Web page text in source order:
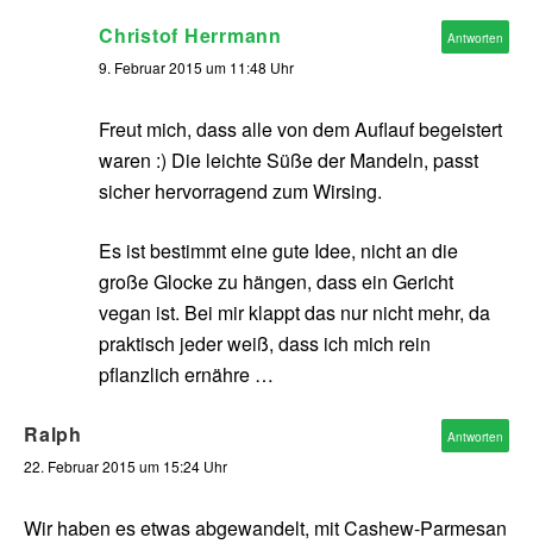
Christof Herrmann
9. Februar 2015 um 11:48 Uhr
Freut mich, dass alle von dem Auflauf begeistert
waren :) Die leichte Süße der Mandeln, passt
sicher hervorragend zum Wirsing.
Es ist bestimmt eine gute Idee, nicht an die
große Glocke zu hängen, dass ein Gericht
vegan ist. Bei mir klappt das nur nicht mehr, da
praktisch jeder weiß, dass ich mich rein
pflanzlich ernähre …
Antworten
Ralph
22. Februar 2015 um 15:24 Uhr
Wir haben es etwas abgewandelt, mit Cashew-Parmesan
Antworten